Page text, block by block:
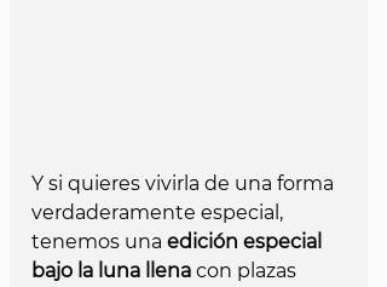
Y si quieres vivirla de una forma
verdaderamente especial,
tenemos una edición especial
bajo la luna llena con plazas